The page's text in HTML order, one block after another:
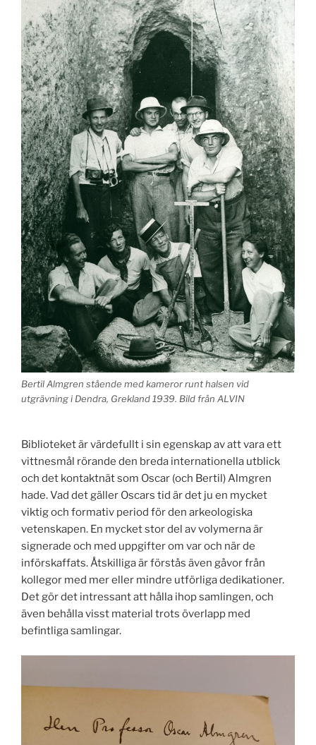
Bertil Almgren stående med kameror runt halsen vid
utgrävning i Dendra, Grekland 1939. Bild från ALVIN
Biblioteket är värdefullt i sin egenskap av att vara ett
vittnesmål rörande den breda internationella utblick
och det kontaktnät som Oscar (och Bertil) Almgren
hade. Vad det gäller Oscars tid är det ju en mycket
viktig och formativ period för den arkeologiska
vetenskapen. En mycket stor del av volymerna är
signerade och med uppgifter om var och när de
införskaffats. Åtskilliga är förstås även gåvor från
kollegor med mer eller mindre utförliga dedikationer.
Det gör det intressant att hålla ihop samlingen, och
även behålla visst material trots överlapp med
befintliga samlingar.